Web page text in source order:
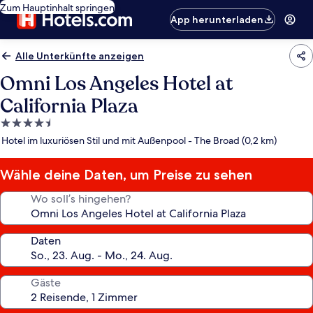
Zum Hauptinhalt springen
App herunterladen
Alle Unterkünfte anzeigen
Omni Los Angeles Hotel at
California Plaza
4.5-
Sterne-
Hotel im luxuriösen Stil und mit Außenpool - The Broad (0,2 km)
Wähle deine Daten, um Preise zu sehen
Wo soll’s hingehen?
Daten
Gäste